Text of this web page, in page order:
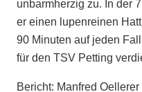
unbarmherzig zu. In der
er einen lupenreinen
90 Minuten auf jeden
für den TSV Petting
Bericht: Manfred Oellerer